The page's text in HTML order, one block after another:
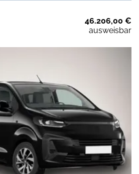
46.206,00 €
ausweisbar